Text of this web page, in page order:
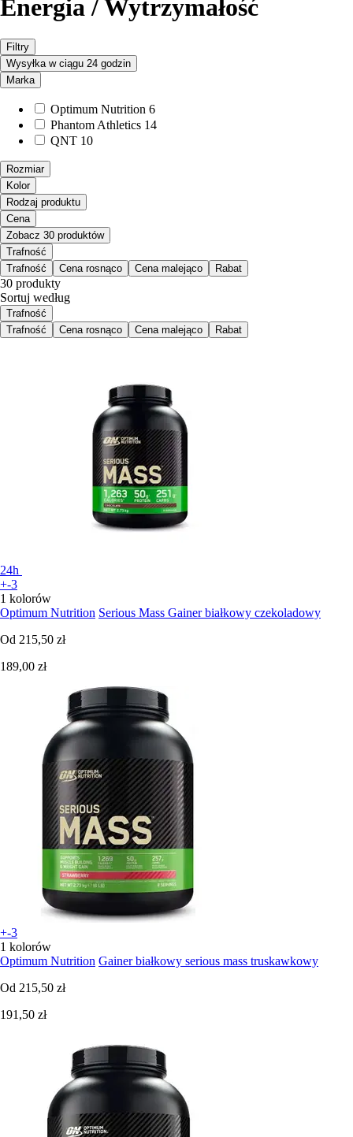
Energia / Wytrzymałość
Filtry
Wysyłka w ciągu 24 godzin
Marka
Optimum Nutrition 6
Phantom Athletics 14
QNT 10
Rozmiar
Kolor
Rodzaj produktu
Cena
Zobacz 30 produktów
Trafność
Trafność
Cena rosnąco Cena malejąco Rabat
30 produkty
Sortuj według
Trafność
Trafność
Cena rosnąco Cena malejąco Rabat
24h
+-3
1 kolorów
Optimum Nutrition Serious Mass Gainer białkowy czekoladowy
Od 215,50 zł
189,00 zł
+-3
1 kolorów
Optimum Nutrition Gainer białkowy serious mass truskawkowy
Od 215,50 zł
191,50 zł